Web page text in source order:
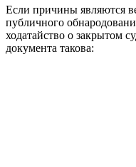
Если причины являются
публичного
ходатайство о закрытом
документа такова: